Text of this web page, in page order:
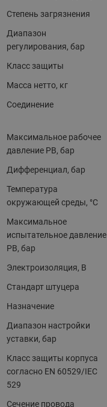
Степень загрязнения
Диапазон
регулирования, бар
Класс защиты
Масса нетто, кг
Соединение
Максимальное рабочее
давление PB, бар
Дифференциал, бар
Температура
окружающей среды, °С
Максимальное
испытательное давление
PB, бар
Электроизоляция, В
Стандарт штуцера
Назначение
Диапазон настройки
уставки, бар
Класс защиты корпуса
согласно EN 60529/IEC
529
Сечение провода